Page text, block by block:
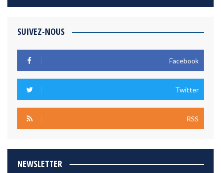
SUIVEZ-NOUS
Facebook
Twitter
RSS
NEWSLETTER